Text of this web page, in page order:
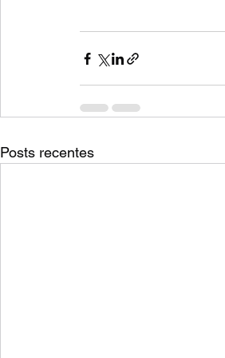
Posts recentes